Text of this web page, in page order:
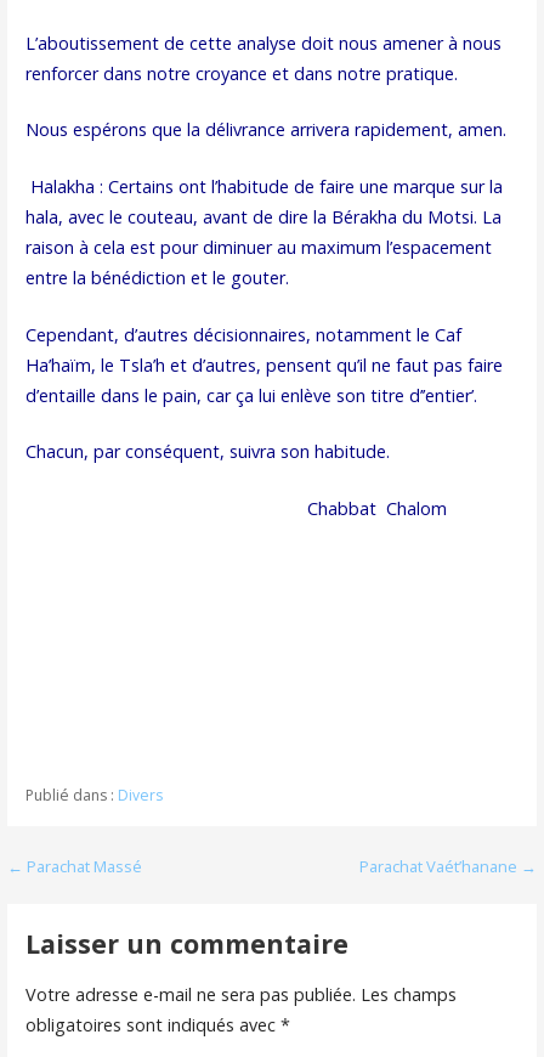
L’aboutissement de cette analyse doit nous amener à nous
renforcer dans notre croyance et dans notre pratique.
Nous espérons que la délivrance arrivera rapidement, amen.
Halakha : Certains ont l’habitude de faire une marque sur la
hala, avec le couteau, avant de dire la Bérakha du Motsi. La
raison à cela est pour diminuer au maximum l’espacement
entre la bénédiction et le gouter.
Cependant, d’autres décisionnaires, notamment le Caf
Ha’haïm, le Tsla’h et d’autres, pensent qu’il ne faut pas faire
d’entaille dans le pain, car ça lui enlève son titre d’’entier’.
Chacun, par conséquent, suivra son habitude.
Chabbat Chalom
Publié dans : Divers
Navigation
l’article
← Parachat Massé Parachat Vaét’hanane →
Laisser un commentaire
Votre adresse e-mail ne sera pas publiée. Les champs
obligatoires sont indiqués avec *